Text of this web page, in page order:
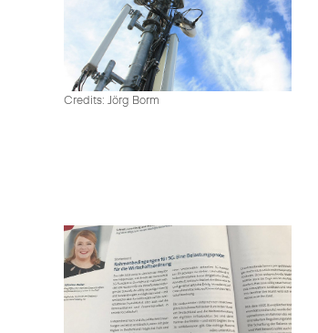
Credits: Jörg Borm